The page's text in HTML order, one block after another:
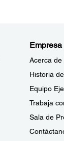
Empresa
Acerca
Historia
Equipo
Trabaja
Sala de